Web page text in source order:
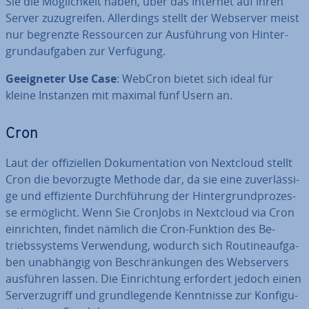
Server zu­zu­grei­fen. Al­ler­dings stellt der Webserver meist
nur begrenzte Res­sour­cen zur Aus­füh­rung von Hin­ter­
grund­auf­ga­ben zur Verfügung.
Ge­eig­ne­ter Use Case: WebCron bietet sich ideal für
kleine Instanzen mit maximal fünf Usern an.
Cron
Laut der of­fi­zi­el­len Do­ku­men­ta­ti­on von Nextcloud stellt
Cron die be­vor­zug­te Methode dar, da sie eine zu­ver­läs­si­
ge und ef­fi­zi­en­te Durch­füh­rung der Hin­ter­grund­pro­zes­
se er­mög­licht. Wenn Sie CronJobs in Nextcloud via Cron
ein­rich­ten, findet nämlich die Cron-Funktion des Be­
triebs­sys­tems Ver­wen­dung, wodurch sich Rou­ti­ne­auf­ga­
ben un­ab­hän­gig von Be­schrän­kun­gen des Web­ser­vers
ausführen lassen. Die Ein­rich­tung erfordert jedoch einen
Ser­ver­zu­griff und grund­le­gen­de Kennt­nis­se zur Kon­fi­gu­